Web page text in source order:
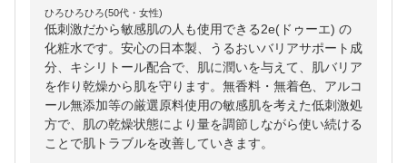
ひろひろひろ(50代・女性)
低刺激だから敏感肌の人も使用できる2e(ドゥーエ) の
化粧水です。安心の日本製、うるおいバリアサポート成
分、キシリトール配合で、肌に潤いを与えて、肌バリア
を作り乾燥から肌を守ります。無香料・無着色、アルコ
ール無添加等の厳選原料使用の敏感肌を考えた低刺激処
方で、肌の乾燥状態により量を調節しながら使い続ける
ことで肌トラブルを改善していきます。